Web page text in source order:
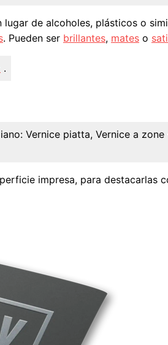
lugar de alcoholes, plásticos o
. Pueden ser brillantes, mates o
.
Vernice piatta, Vernice a zone
impresa, para destacarlas